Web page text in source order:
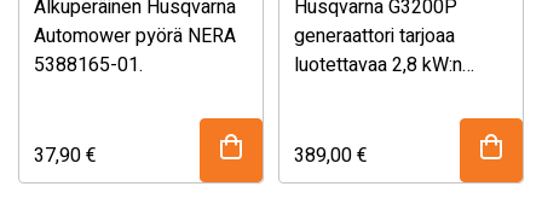
Alkuperäinen Husqvarna
Automower pyörä NERA
5388165-01.
– Husqvarna Automower
305E NERA
– Husqvarna Automower
37,90€
HusqvarnaG3200P
generaattori tarjoaa
luotettavaa 2,8 kW:n
varustettu 14 litran
tankilla ja selkeällä
389,00€